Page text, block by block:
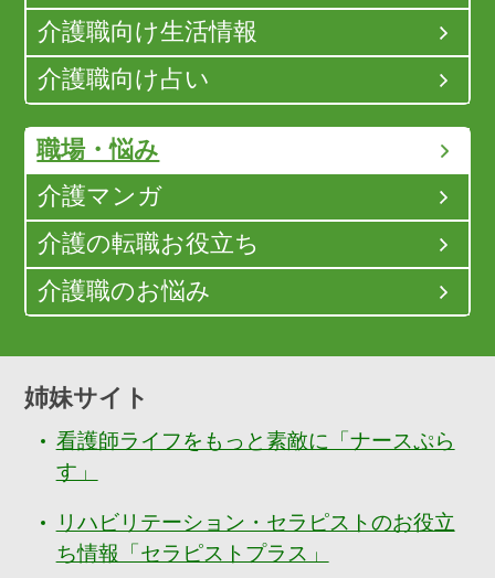
介護職向け生活情報
介護職向け占い
職場・悩み
介護マンガ
介護の転職お役立ち
介護職のお悩み
姉妹サイト
看護師ライフをもっと素敵に「ナースぷら
す」
リハビリテーション・セラピストのお役立
ち情報「セラピストプラス」